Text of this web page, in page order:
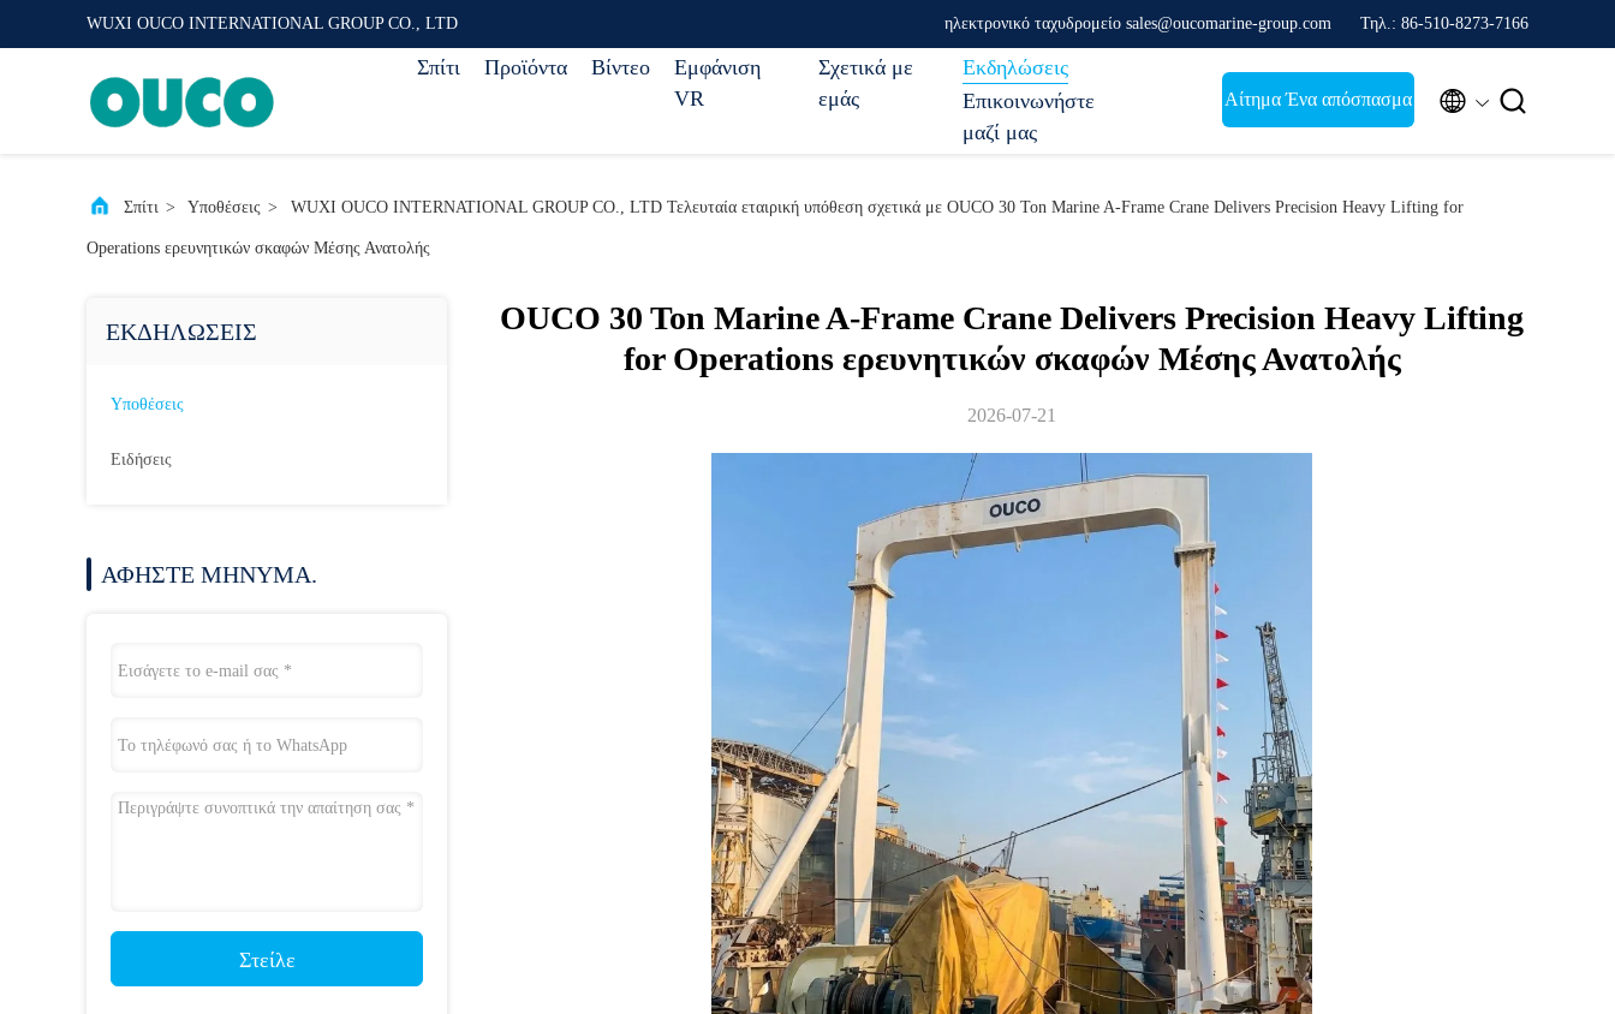
WUXI OUCO INTERNATIONAL GROUP CO., LTD ηλεκτρονικό ταχυδρομείο sales@oucomarine-group.com Τηλ.: 86-510-8273-7166
Σπίτι Προϊόντα Βίντεο
Εμφάνιση
VR
Σχετικά με
εμάς
Εκδηλώσεις
Επικοινωνήστε
μαζί μας
Αίτημα Ένα απόσπασμα  
Σπίτι > Υποθέσεις > WUXI OUCO INTERNATIONAL GROUP CO., LTD Τελευταία εταιρική υπόθεση σχετικά με OUCO 30 Ton Marine A-Frame Crane Delivers Precision Heavy Lifting for
Operations ερευνητικών σκαφών Μέσης Ανατολής
ΕΚΔΗΛΏΣΕΙΣ
Υποθέσεις
Ειδήσεις
ΑΦΉΣΤΕ ΜΉΝΥΜΑ.
Στείλε
OUCO 30 Ton Marine A-Frame Crane Delivers Precision Heavy Lifting
for Operations ερευνητικών σκαφών Μέσης Ανατολής
2026-07-21